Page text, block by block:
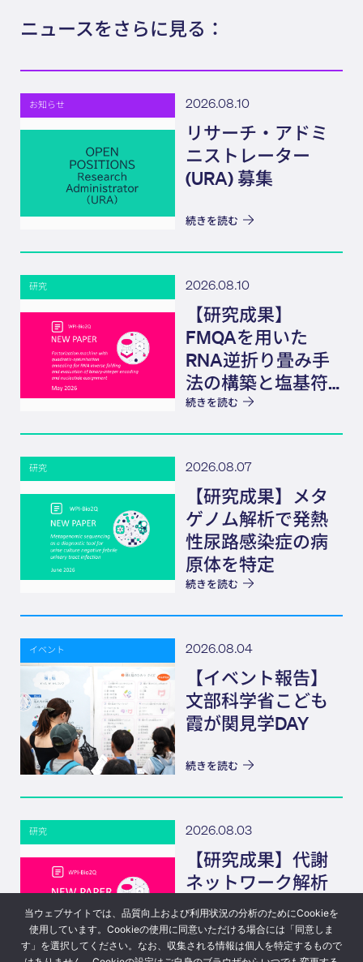
ニュースをさらに見る：
お知らせ 2026.08.10
リサーチ・アドミ
ニストレーター
(URA) 募集
続きを読む
研究 2026.08.10
【研究成果】
FMQAを用いた
RNA逆折り畳み手
法の構築と塩基符
号化法の影響解明
続きを読む
研究 2026.08.07
【研究成果】メタ
ゲノム解析で発熱
性尿路感染症の病
原体を特定
続きを読む
イベント 2026.08.04
【イベント報告】
文部科学省こども
霞が関見学DAY
続きを読む
研究 2026.08.03
【研究成果】代謝
ネットワーク解析
のための量子アル
ゴリズム
続きを読む
当ウェブサイトでは、品質向上および利用状況の分析のためにCookieを
使用しています。Cookieの使用に同意いただける場合には「同意しま
す」を選択してください。なお、収集される情報は個人を特定するもので